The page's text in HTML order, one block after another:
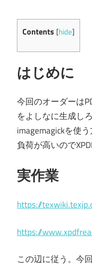
Contents [hide]
はじめに
今回のオーダーは
をよしなに生成し
imagemagickを使
負荷が高いので
実作業
https://
https://
この辺に従う。今